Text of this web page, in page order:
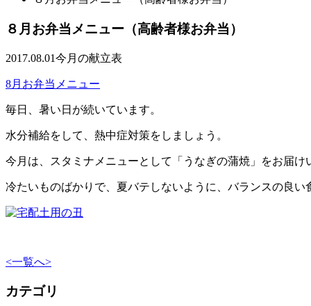
８月お弁当メニュー（高齢者様お弁当）
2017.08.01今月の献立表
8月お弁当メニュー
毎日、暑い日が続いています。
水分補給をして、熱中症対策をしましょう。
今月は、スタミナメニューとして「うなぎの蒲焼」をお届け
冷たいものばかりで、夏バテしないように、バランスの良い
<一覧へ>
カテゴリ